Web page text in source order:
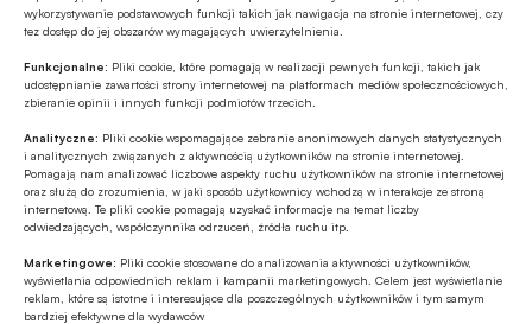
wykorzystywanie podstawowych funkcji takich jak nawigacja na stronie internetowej, czy
tez dostęp do jej obszarów wymagających uwierzytelnienia.
Funkcjonalne: Pliki cookie, które pomagają w realizacji pewnych funkcji, takich jak
udostępnianie zawartości strony internetowej na platformach mediów społecznościowych,
zbieranie opinii i innych funkcji podmiotów trzecich.
Analityczne: Pliki cookie wspomagające zebranie anonimowych danych statystycznych
i analitycznych związanych z aktywnością użytkowników na stronie internetowej.
Pomagają nam analizować liczbowe aspekty ruchu użytkowników na stronie internetowej
oraz służą do zrozumienia, w jaki sposób użytkownicy wchodzą w interakcje ze stroną
internetową. Te pliki cookie pomagają uzyskać informacje na temat liczby
odwiedzających, współczynnika odrzuceń, źródła ruchu itp.
Marketingowe: Pliki cookie stosowane do analizowania aktywności użytkowników,
wyświetlania odpowiednich reklam i kampanii marketingowych. Celem jest wyświetlanie
reklam, które są istotne i interesujące dla poszczególnych użytkowników i tym samym
bardziej efektywne dla wydawców
Polityka monetarna / Polityka pieniężna
Prognozy makroekonomiczne Recesja
Rynek finansowy Rynek kapitałowy
AB